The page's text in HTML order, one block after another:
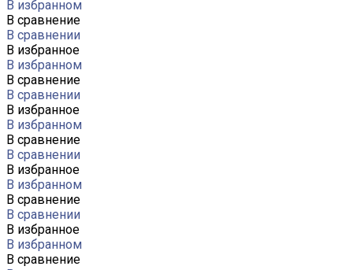
В избранном
В сравнение
В сравнении
В избранное
В избранном
В сравнение
В сравнении
В избранное
В избранном
В сравнение
В сравнении
В избранное
В избранном
В сравнение
В сравнении
В избранное
В избранном
В сравнение